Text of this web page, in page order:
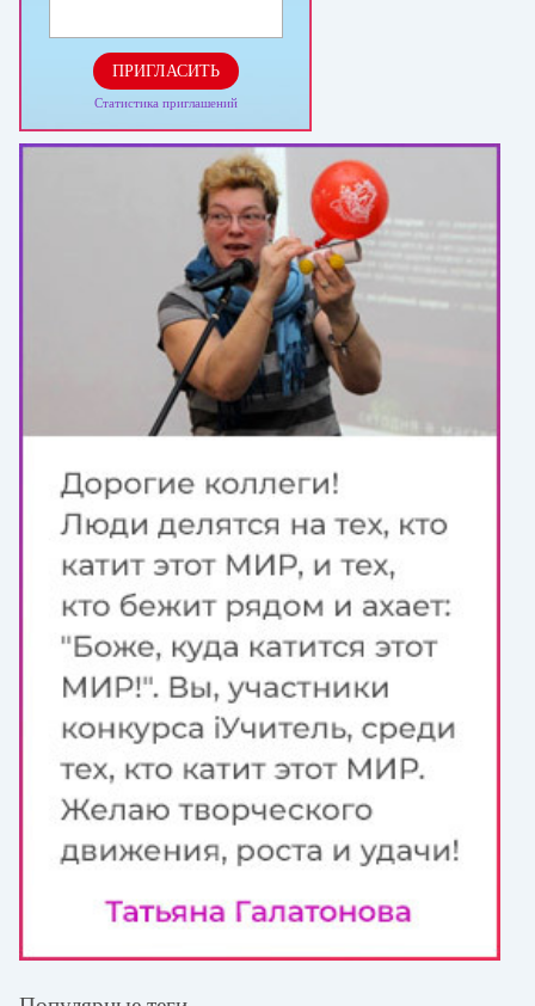
ПРИГЛАСИТЬ
Статистика приглашений